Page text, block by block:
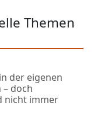
Themen
der eigenen
doch
nicht immer